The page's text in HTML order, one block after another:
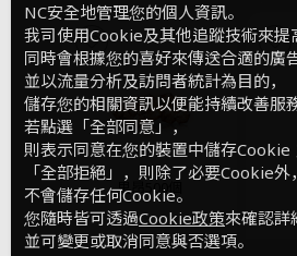
里昂500個
NC安全地管理您的個人資訊。
我司使用Cookie及其他追蹤技術來提
同時會根據您的喜好來傳送合適的廣告
並以流量分析及訪問者統計為目的，
儲存您的相關資訊以便能持續改善服務
若點選「全部同意」，
則表示同意在您的裝置中儲存Cookie
「全部拒絕」，則除了必要Cookie外，
不會儲存任何Cookie。
您隨時皆可透過Cookie政策來確認詳
並可變更或取消同意與否選項。